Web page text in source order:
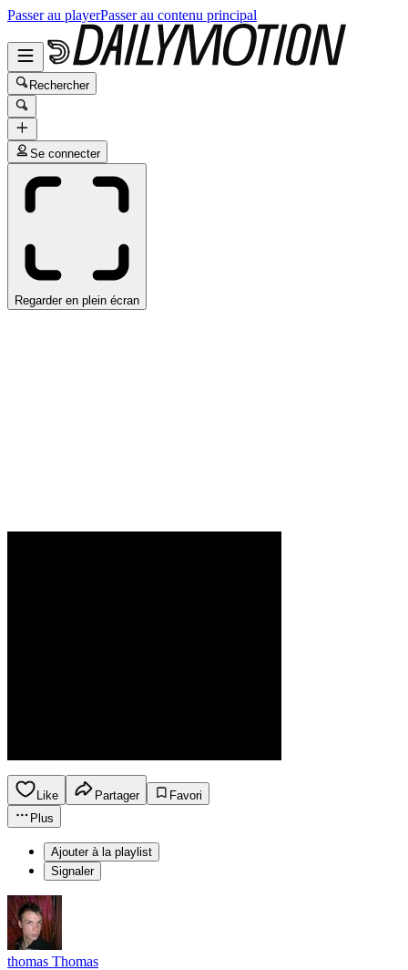
Passer au playerPasser au contenu principal
Rechercher
Se connecter
Regarder en plein écran
Like Partager
Favori
Plus
Ajouter à la playlist
Signaler
thomas Thomas